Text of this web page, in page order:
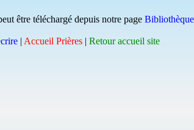
être téléchargé depuis notre page
| Accueil Prières | Retour accueil site